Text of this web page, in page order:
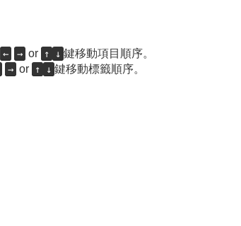
← → or ↑ ↓ 鍵移動項目順序。
→ or ↑ ↓ 鍵移動標籤順序。